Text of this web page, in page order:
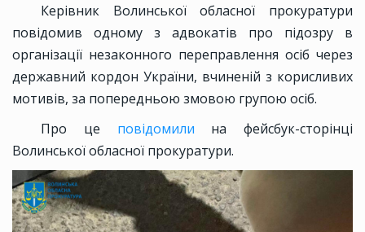
Керівник Волинської обласної прокуратури
повідомив одному з адвокатів про підозру в
організації незаконного переправлення осіб через
державний кордон України, вчиненій з корисливих
мотивів, за попередньою змовою групою осіб.
Про це повідомили на фейсбук-сторінці
Волинської обласної прокуратури.